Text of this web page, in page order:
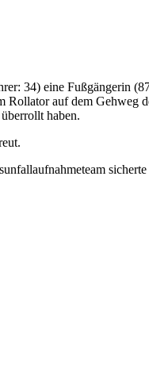
34) eine Fußgängerin
auf dem
haben.